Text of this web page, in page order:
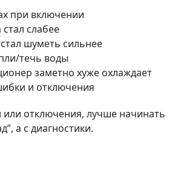
при включении
стал слабее
шуметь сильнее
течь воды
заметно хуже охлаждает
и отключения
или отключения, лучше начинать
а с диагностики.